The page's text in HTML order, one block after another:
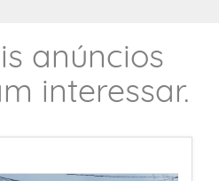
anúncios
interessar.